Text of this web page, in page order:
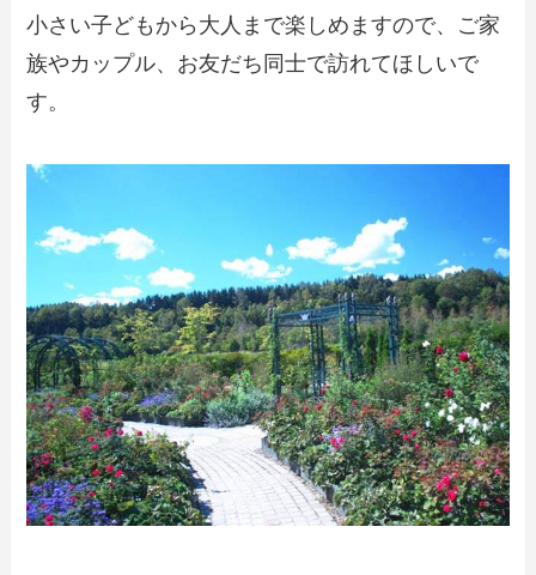
小さい子どもから大人まで楽しめますので、ご家
族やカップル、お友だち同士で訪れてほしいで
す。